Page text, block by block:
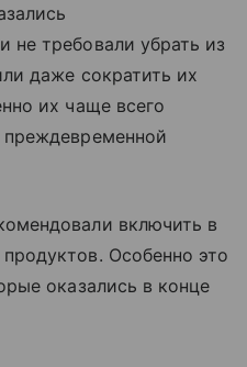
требовали убрать из
даже сократить их
их чаще всего
включить в
Особенно это
оказались в конце